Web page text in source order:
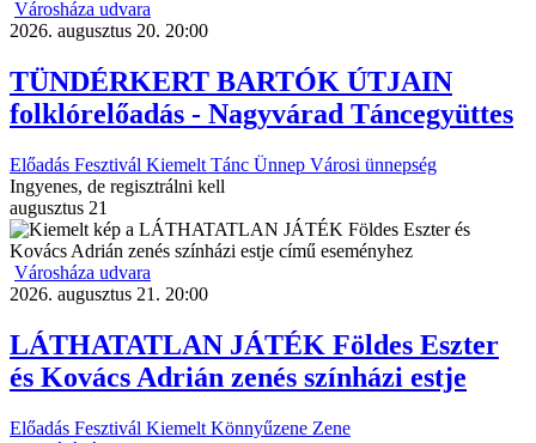
Városháza udvara
2026. augusztus 20. 20:00
TÜNDÉRKERT BARTÓK ÚTJAIN
folklórelőadás - Nagyvárad Táncegyüttes
Előadás Fesztivál Kiemelt Tánc Ünnep Városi ünnepség
Ingyenes, de regisztrálni kell
augusztus 21
Városháza udvara
2026. augusztus 21. 20:00
LÁTHATATLAN JÁTÉK Földes Eszter
és Kovács Adrián zenés színházi estje
Előadás Fesztivál Kiemelt Könnyűzene Zene